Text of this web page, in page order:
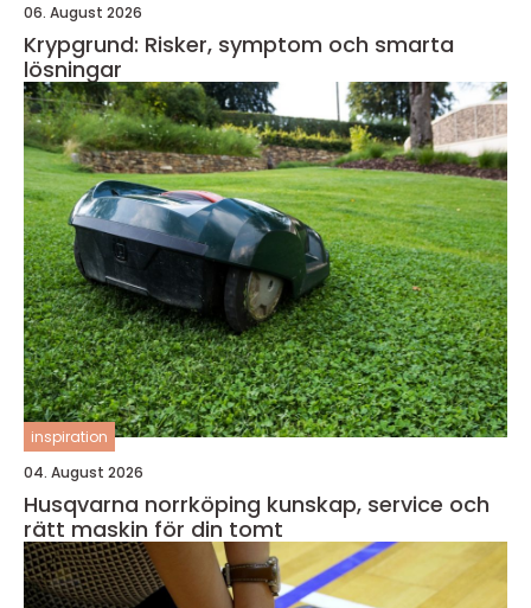
06. August 2026
Krypgrund: Risker, symptom och smarta
lösningar
inspiration
04. August 2026
Husqvarna norrköping kunskap, service och
rätt maskin för din tomt